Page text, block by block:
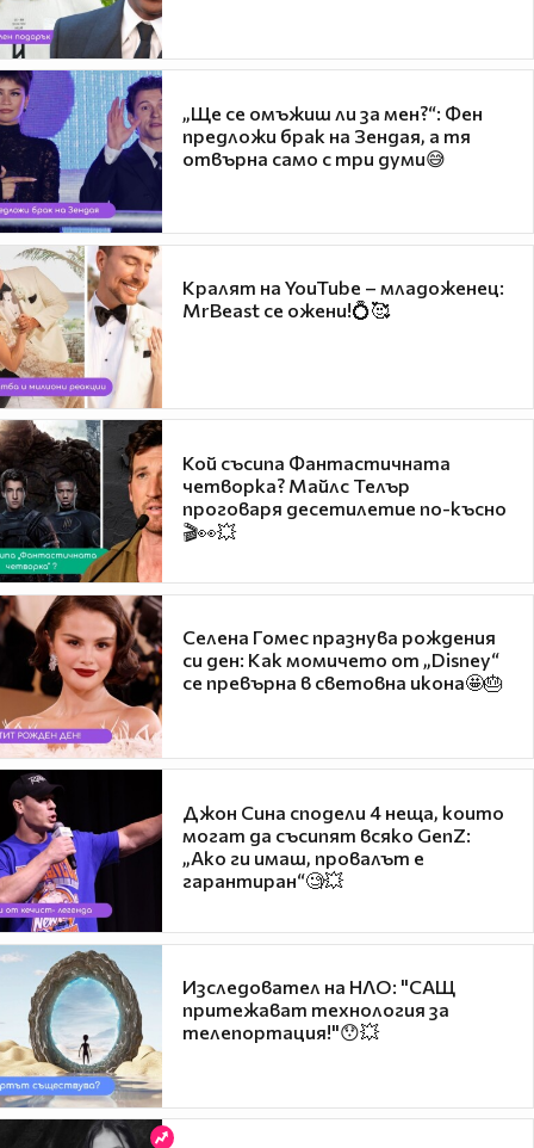
„Ще се омъжиш ли за мен?“: Фен
предложи брак на Зендая, а тя
отвърна само с три думи😅
Кралят на YouTube – младоженец:
MrBeast се ожени!💍🥰
Кой съсипа Фантастичната
четворка? Майлс Телър
проговаря десетилетие по-късно
🎬👀💥
Селена Гомес празнува рождения
си ден: Как момичето от „Disney“
се превърна в световна икона🤩🎂
Джон Сина сподели 4 неща, които
могат да съсипят всяко GenZ:
„Ако ги имаш, провалът е
гарантиран“🧐💥
Изследовател на НЛО: "САЩ
притежават технология за
телепортация!"😯💥